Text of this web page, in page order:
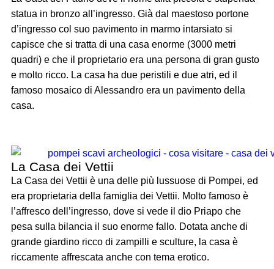
statua in bronzo all’ingresso. Già dal maestoso portone
d’ingresso col suo pavimento in marmo intarsiato si
capisce che si tratta di una casa enorme (3000 metri
quadri) e che il proprietario era una persona di gran gusto
e molto ricco. La casa ha due peristili e due atri, ed il
famoso mosaico di Alessandro era un pavimento della
casa.
La Casa dei Vettii
La Casa dei Vettii è una delle più lussuose di Pompei, ed
era proprietaria della famiglia dei Vettii. Molto famoso è
l’affresco dell’ingresso, dove si vede il dio Priapo che
pesa sulla bilancia il suo enorme fallo. Dotata anche di
grande giardino ricco di zampilli e sculture, la casa è
riccamente affrescata anche con tema erotico.